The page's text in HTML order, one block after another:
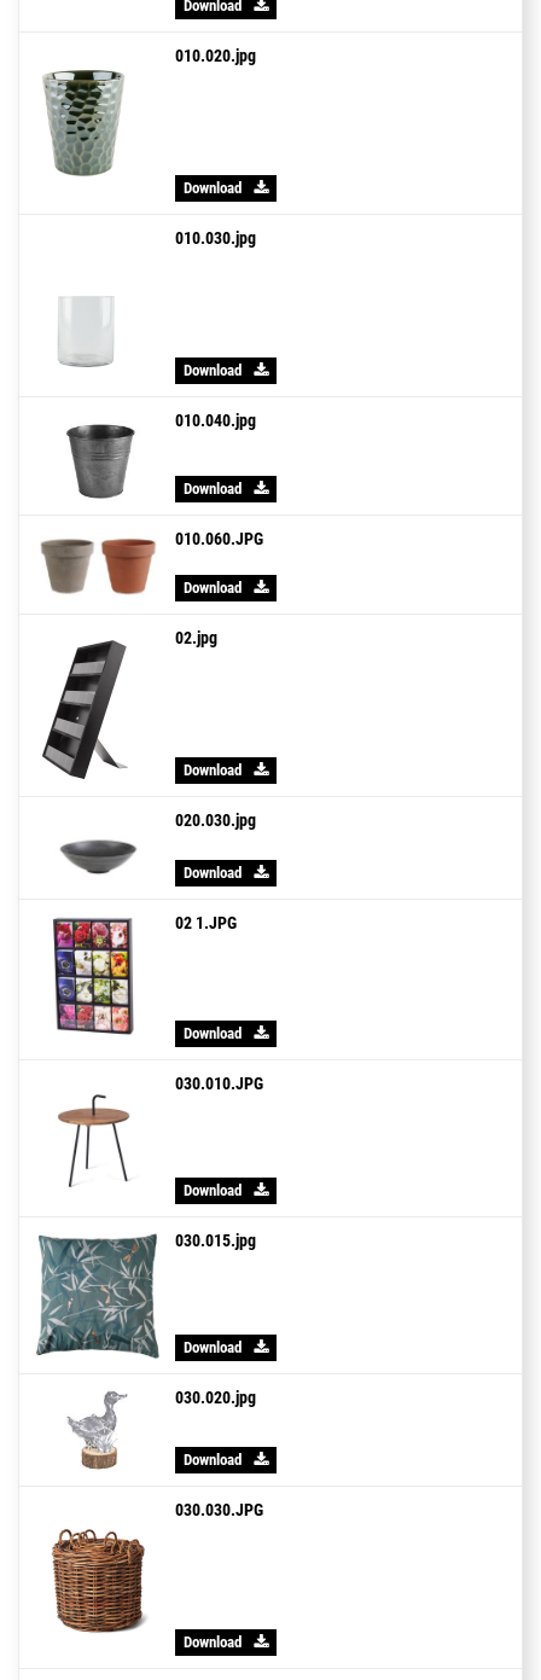
Download
010.020.jpg
Download
010.030.jpg
Download
010.040.jpg
Download
010.060.JPG
Download
02.jpg
Download
020.030.jpg
Download
02 1.JPG
Download
030.010.JPG
Download
030.015.jpg
Download
030.020.jpg
Download
030.030.JPG
Download